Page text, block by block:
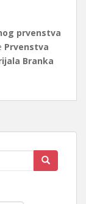
prvenstva
Prvenstva
Branka